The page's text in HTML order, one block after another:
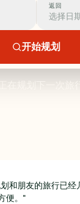
返回
选择日
开始规划
和朋友的旅行已经
。 "